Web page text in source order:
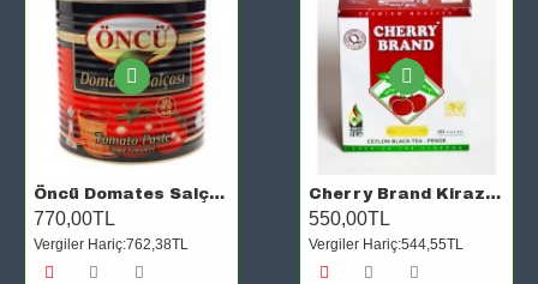
Öncü Domates Salçası Tnk 10/1 9200 G
770,00TL
Vergiler Hariç:762,38TL
Cherry Brand Kirazlı Çay 450 Gr (Orjinal)
550,00TL
Vergiler Hariç:544,55TL